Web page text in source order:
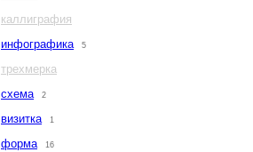
каллиграфия
инфографика
5
трехмерка
схема
2
визитка 1
форма 16